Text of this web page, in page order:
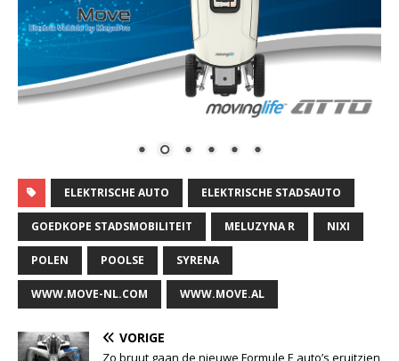
ELEKTRISCHE AUTO ELEKTRISCHE STADSAUTO
GOEDKOPE STADSMOBILITEIT MELUZYNA R NIXI
POLEN POOLSE SYRENA
WWW.MOVE-NL.COM WWW.MOVE.AL
VORIGE
Zo bruut gaan de nieuwe Formule E auto’s eruitzien